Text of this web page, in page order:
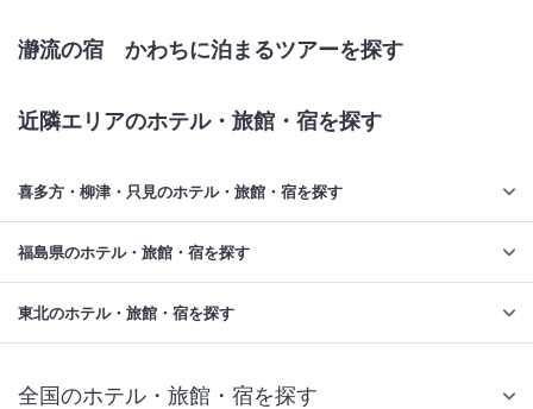
瀞流の宿 かわちに泊まるツアーを探す
近隣エリアのホテル・旅館・宿を探す
喜多方・柳津・只見のホテル・旅館・宿を探す
福島県のホテル・旅館・宿を探す
東北のホテル・旅館・宿を探す
全国のホテル・旅館・宿を探す